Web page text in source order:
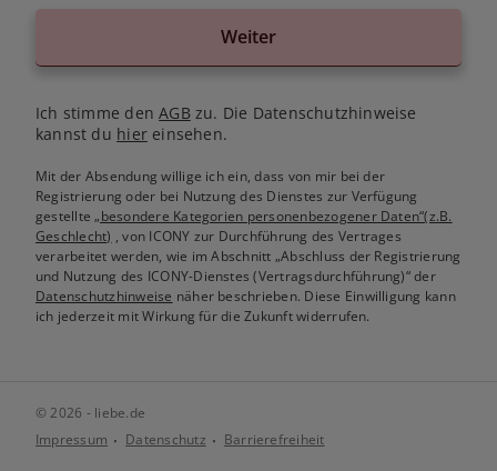
Weiter
Ich stimme denAGB zu. Die Datenschutzhinweise
kannst du hiereinsehen.
Mit der Absendung willige ich ein, dass von mir bei der
Registrierung oder bei Nutzung des Dienstes zur Verfügung
gestellte„besondere Kategorien personenbezogener Daten“(z.B.
Geschlecht) , von ICONY zur Durchführung des Vertrages
verarbeitet werden, wie im Abschnitt „Abschluss der Registrierung
und Nutzung des ICONY-Dienstes (Vertragsdurchführung)“ der
Datenschutzhinweise näher beschrieben. Diese Einwilligung kann
ich jederzeit mit Wirkung für die Zukunft widerrufen.
© 2026 - liebe.de
Impressum
Datenschutz Barrierefreiheit